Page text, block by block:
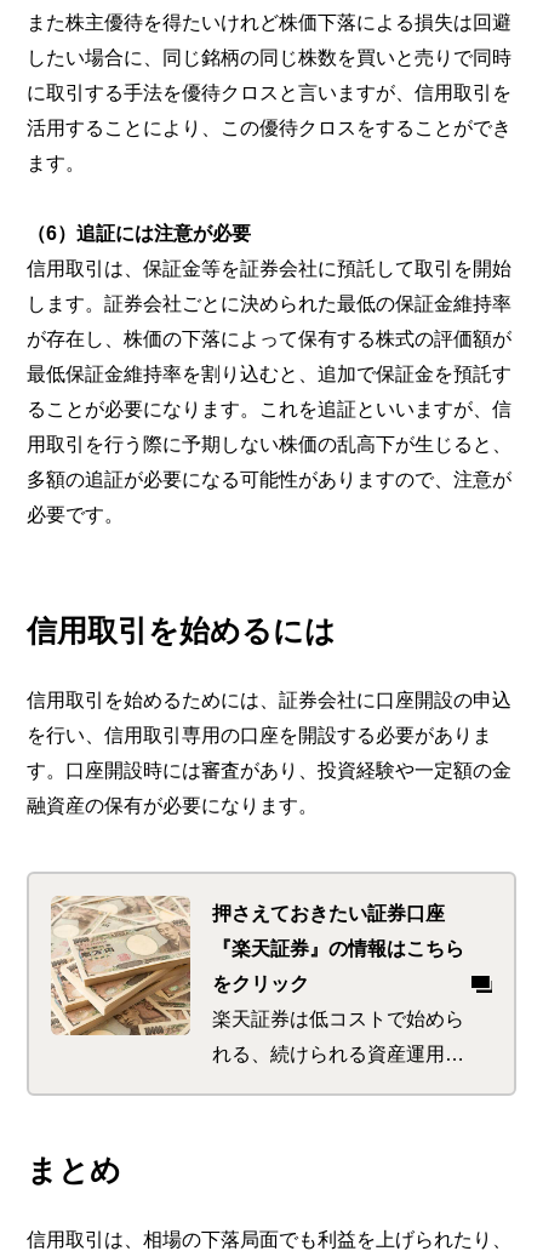
また株主優待を得たいけれど株価下落による損失は回避
したい場合に、同じ銘柄の同じ株数を買いと売りで同時
に取引する手法を優待クロスと言いますが、信用取引を
活用することにより、この優待クロスをすることができ
ます。
（6）追証には注意が必要
信用取引は、保証金等を証券会社に預託して取引を開始
します。証券会社ごとに決められた最低の保証金維持率
が存在し、株価の下落によって保有する株式の評価額が
最低保証金維持率を割り込むと、追加で保証金を預託す
ることが必要になります。これを追証といいますが、信
用取引を行う際に予期しない株価の乱高下が生じると、
多額の追証が必要になる可能性がありますので、注意が
必要です。
信用取引を始めるには
信用取引を始めるためには、証券会社に口座開設の申込
を行い、信用取引専用の口座を開設する必要がありま
す。口座開設時には審査があり、投資経験や一定額の金
融資産の保有が必要になります。
押さえておきたい証券口座
『楽天証券』の情報はこちら
をクリック
楽天証券は低コストで始めら
れる、続けられる資産運用の
サポートが特徴。 初めてで
ントを使っての投資で、楽天
まとめ
信用取引は、相場の下落局面でも利益を上げられたり、